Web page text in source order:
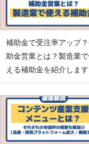
補助金で受注率アップ
助金営業とは？製造業
える補助金を紹介します